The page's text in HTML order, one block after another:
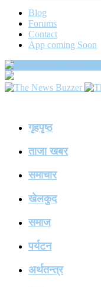
Blog
Forums
Contact
App coming Soon
गृहपृष्ठ
ताजा खबर
समाचार
खेलकुद
समाज
पर्यटन
अर्थतन्त्र